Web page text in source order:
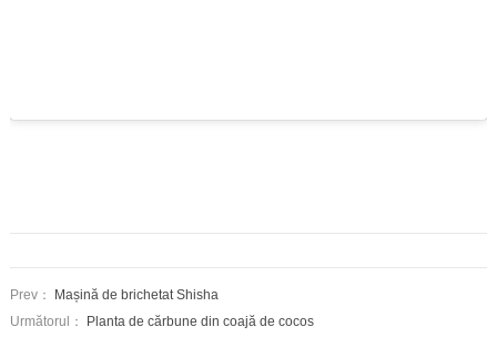
Prev：
Mașină de brichetat Shisha
Următorul：
Planta de cărbune din coajă de cocos